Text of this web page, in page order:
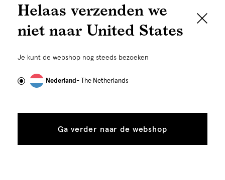
graag persoonlijk
gebruiken wij cookies en daarmee vergelijkbare
om advertenties te personaliseren...
tonen
toestaan
Nederland Nederlands
Helaas verzenden we
niet naar United States
Je kunt de webshop nog steeds bezoeken
Nederland- The Netherlands
Ga verder naar de webshop